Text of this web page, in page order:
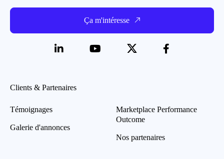
Ça m'intéresse
Clients & Partenaires
Témoignages
Galerie d'annonces
Marketplace Performance
Outcome
Nos partenaires